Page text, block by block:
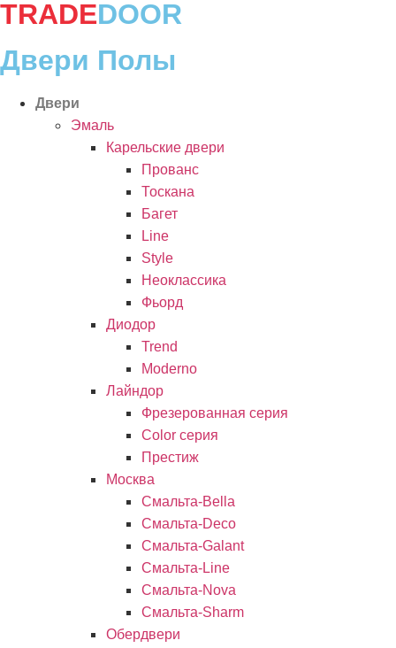
TRADEDOOR
Двери Полы
Двери
Эмаль
Карельские двери
Прованc
Тоскана
Багет
Line
Style
Неоклассика
Фьорд
Диодор
Trend
Moderno
Лайндор
Фрезерованная серия
Color серия
Престиж
Москва
Смальта-Bella
Смальта-Deco
Смальта-Galant
Смальта-Line
Смальта-Nova
Смальта-Sharm
Обердвери